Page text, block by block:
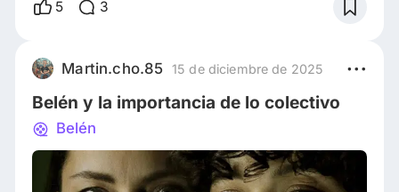
ciertos chistes o momentos de gracia, se tapan
dramas y psicopatías como la manipulación, la
mentira, el abuso de pode
5 3
Martin.cho.85 15 de diciembre de 2025
Belén y la importancia de lo colectivo
Belén